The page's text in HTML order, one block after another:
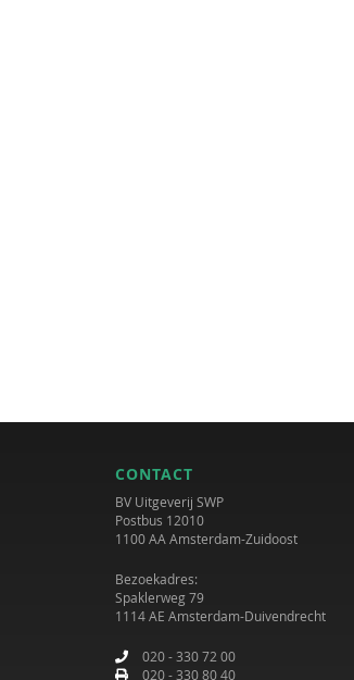
CONTACT
BV Uitgeverij SWP
Postbus 12010
1100 AA Amsterdam-Zuidoost
Bezoekadres:
Spaklerweg 79
1114 AE Amsterdam-Duivendrecht
020 - 330 72 00
020 - 330 80 40